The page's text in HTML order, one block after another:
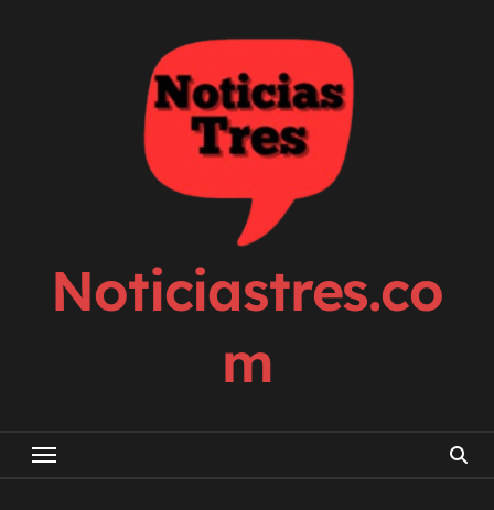
Noticiastres.co
m